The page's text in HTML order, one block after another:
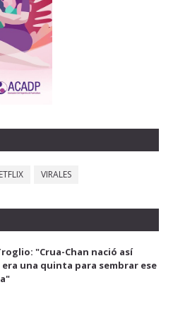
VIRALES
"Crua-Chan nació así
una quinta para sembrar ese